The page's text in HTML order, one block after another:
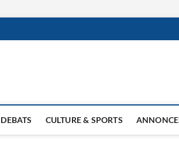
HEBDO
DEBATS CULTURE & SPORTS